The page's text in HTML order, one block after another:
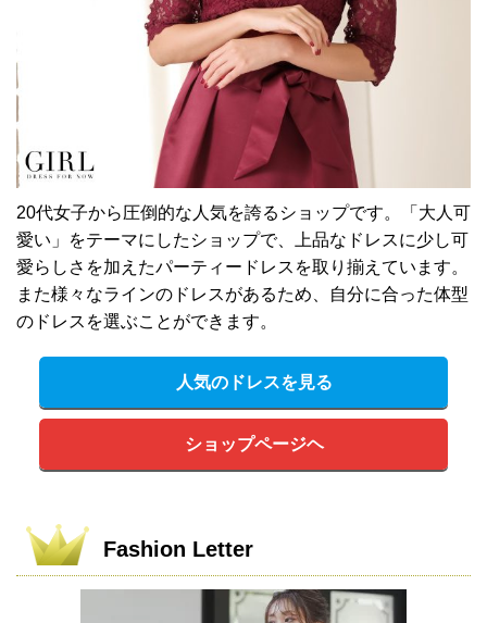
20代女子から圧倒的な人気を誇るショップです。「大人可
愛い」をテーマにしたショップで、上品なドレスに少し可
愛らしさを加えたパーティードレスを取り揃えています。
また様々なラインのドレスがあるため、自分に合った体型
のドレスを選ぶことができます。
人気のドレスを見る
ショップページヘ
Fashion Letter